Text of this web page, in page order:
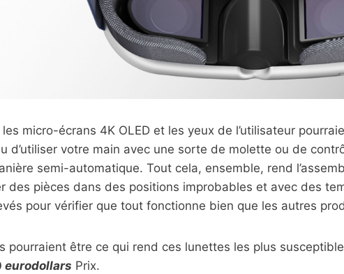
micro-écrans 4K OLED et les yeux de l’utilisateur
d’utiliser votre main avec une sorte de molette ou de
semi-automatique. Tout cela, ensemble, rend
des pièces dans des positions improbables et avec des
pour vérifier que tout fonctionne bien que les autres
pourraient être ce qui rend ces lunettes les plus
eurodollars Prix.